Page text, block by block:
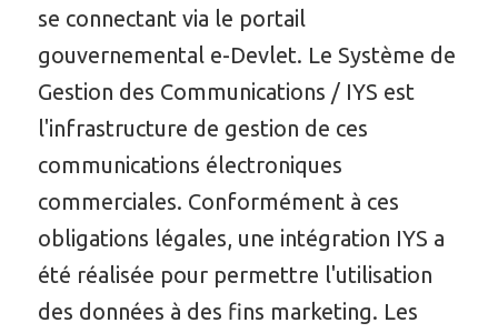
se connectant via le portail
gouvernemental e-Devlet. Le Système de
Gestion des Communications / IYS est
l'infrastructure de gestion de ces
communications électroniques
commerciales. Conformément à ces
obligations légales, une intégration IYS a
été réalisée pour permettre l'utilisation
des données à des fins marketing. Les